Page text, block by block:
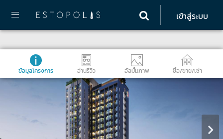
เข้าสู่ระบบ
ข้อมูลโครงการ อ่านรีวิว อัลบั้มภาพ ซื้อ/ขาย/เช่า